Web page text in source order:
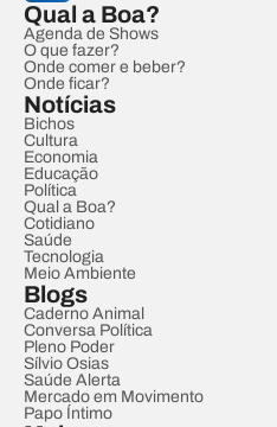
Qual a Boa?
Agenda de Shows
O que fazer?
Onde comer e beber?
Onde ficar?
Notícias
Bichos
Cultura
Economia
Educação
Política
Qual a Boa?
Cotidiano
Saúde
Tecnologia
Meio Ambiente
Blogs
Caderno Animal
Conversa Política
Pleno Poder
Sílvio Osias
Saúde Alerta
Mercado em Movimento
Papo Íntimo